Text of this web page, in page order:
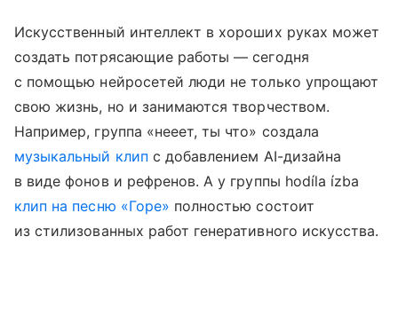
Искусственный интеллект в хороших руках может
создать потрясающие работы — сегодня
с помощью нейросетей люди не только упрощают
свою жизнь, но и занимаются творчеством.
Например, группа «нееет, ты что» создала
музыкальный клип с добавлением AI-дизайна
в виде фонов и рефренов. А у группы hodíla ízba
клип на песню «Горе» полностью состоит
из стилизованных работ генеративного искусства.